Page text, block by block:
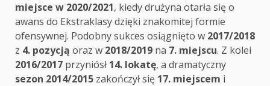
miejsce w 2020/2021, kiedy drużyna otarła się o
awans do Ekstraklasy dzięki znakomitej formie
ofensywnej. Podobny sukces osiągnięto w 2017/2018
z 4. pozycją oraz w 2018/2019 na 7. miejscu. Z kolei
2016/2017 przyniósł 14. lokatę, a dramatyczny
sezon 2014/2015 zakończył się 17. miejscem i